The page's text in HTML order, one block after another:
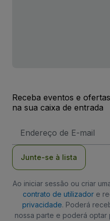
Receba eventos e
na sua caixa de entrada
de
Junte-se à lista
Ao iniciar sessão ou criar
contrato de utilizadore
privacidade. Poderá
nossa parte e poderá